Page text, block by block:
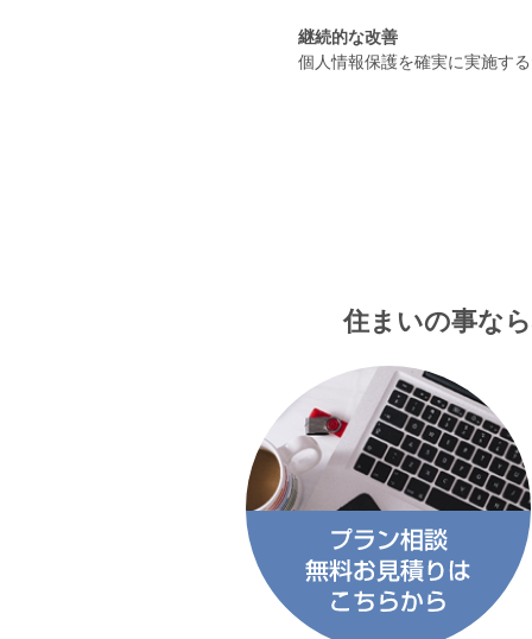
継続的な改善
個人情報保護を確実に実施す
住まいの事な